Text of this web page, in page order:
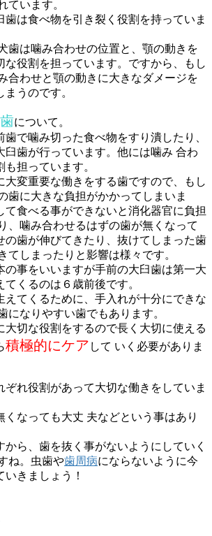
ています。
歯は食べ物を引き裂く役割を持っていま
歯は噛み合わせの位置と、顎の動きを
な役割を担っています。ですから、もし
合わせと顎の動きに大きなダメージを
うのです。
について。
で噛み切った食べ物をすり潰したり、
臼歯が行っています。他には噛み 合わ
担っています。
大変重要な働きをする歯ですので、もし
歯に大きな負担がかかってしまいま
て食べる事ができないと消化器官に負担
、噛み合わせるはずの歯が無くなって
の歯が伸びてきたり、抜けてしまった歯
てしまったりと影響は様々です。
の事をいいますが手前の大臼歯は第一大
くるのは６歳前後です。
えてくるために、手入れが十分にできな
になりやすい歯でもあります。
大切な役割をするので長く大切に使える
積極的にケア して いく必要がありま
ぞれ役割があって大切な働きをしていま
くなっても大丈 夫などという事はあり
から、歯を抜く事がないようにしていく
ね。虫歯や歯周病にならないように今
いきましょう！